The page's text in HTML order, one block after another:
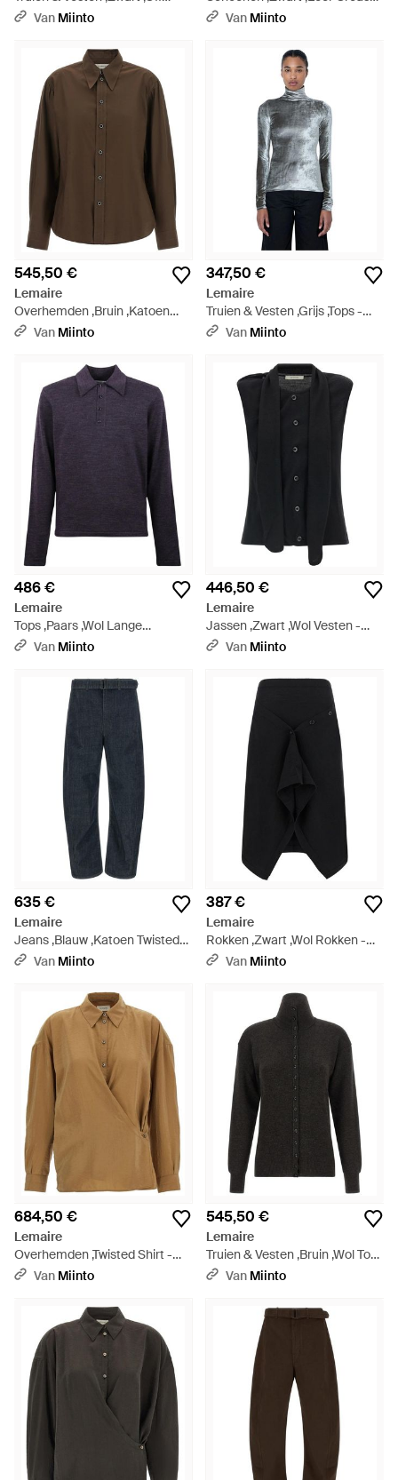
Shoulder Jumper - Zwart
Van Miinto
Sleeve Boot - Grijs
Van Miinto
545,50 €
Lemaire
Overhemden ,Bruin ,Katoen
Pointed Collar Shirt - Bruin
Van Miinto
347,50 €
Lemaire
Truien & Vesten ,Grijs ,Tops -
GrijsVan Miinto
486 €
Lemaire
Tops ,Paars ,Wol Lange
Mouwen Polo - Blauw
Van Miinto
446,50 €
Lemaire
Jassen ,Zwart ,Wol Vesten -
Zwart
Van Miinto
635 €
Lemaire
Jeans ,Blauw ,Katoen Twisted
Belted Broeken - Blauw
Van Miinto
387 €
Lemaire
Rokken ,Zwart ,Wol Rokken -
Zwart
Van Miinto
684,50 €
Lemaire
Overhemden ,Twisted Shirt -
BruinVan Miinto
545,50 €
Lemaire
Truien & Vesten ,Bruin ,Wol Top
- Zwart
Van Miinto